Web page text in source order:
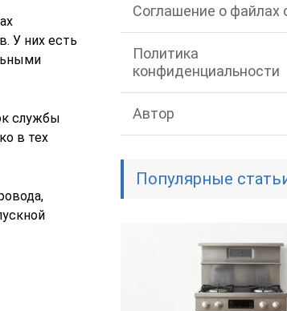
У них есть
службы
в тех
Соглашение о файлах
Политика
конфиденциальности
Автор
Популярные